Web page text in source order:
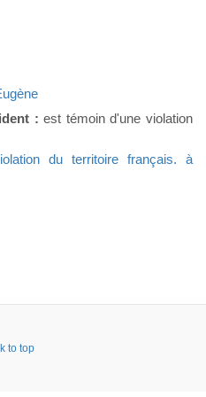
: est témoin d'une violation
du territoire français. à
to top